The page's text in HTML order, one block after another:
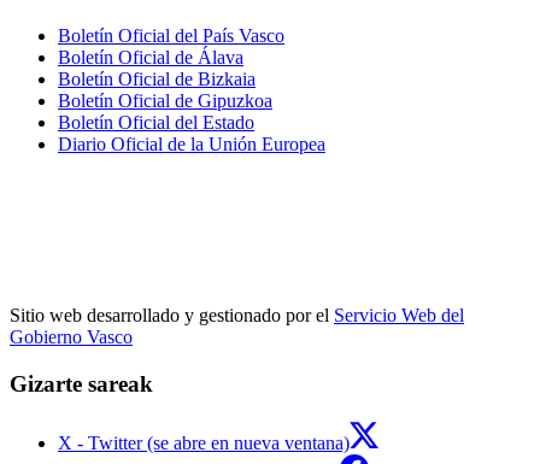
Boletín Oficial del País Vasco
Boletín Oficial de Álava
Boletín Oficial de Bizkaia
Boletín Oficial de Gipuzkoa
Boletín Oficial del Estado
Diario Oficial de la Unión Europea
Sitio web desarrollado y gestionado por el Servicio Web del
Gobierno Vasco
Gizarte sareak
X - Twitter (se abre en nueva ventana)